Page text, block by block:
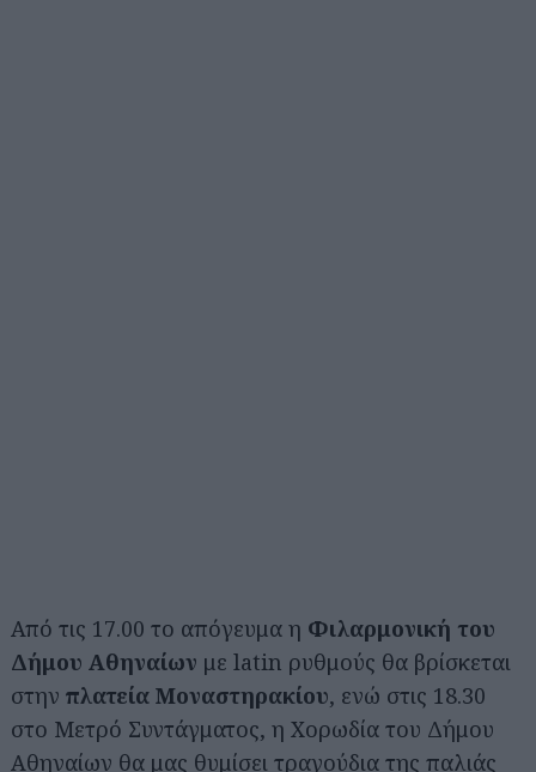
Από τις 17.00 το απόγευμα η Φιλαρμονική του
Δήμου Αθηναίων με latin ρυθμούς θα βρίσκεται
στην πλατεία Μοναστηρακίου, ενώ στις 18.30
στο Μετρό Συντάγματος, η Χορωδία του Δήμου
Αθηναίων θα μας θυμίσει τραγούδια της παλιάς